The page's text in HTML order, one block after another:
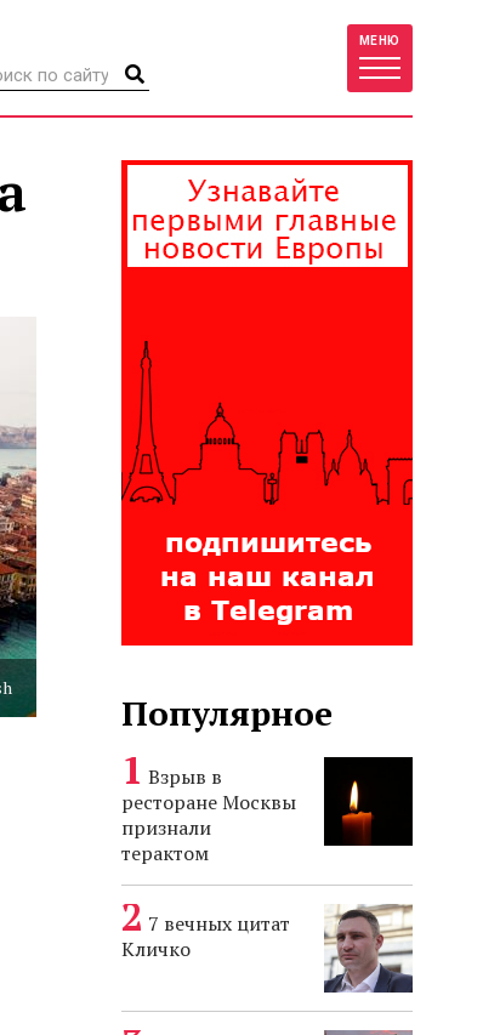
МЕНЮ
Популярное
Взрыв в
ресторане Москвы
признали
терактом
7 вечных цитат
Кличко